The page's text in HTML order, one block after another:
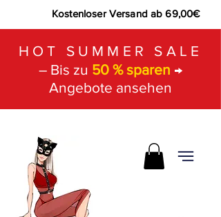
Kostenloser Versand ab 69,00€
HOT SUMMER SALE
– Bis zu 50 % sparen →
Angebote ansehen